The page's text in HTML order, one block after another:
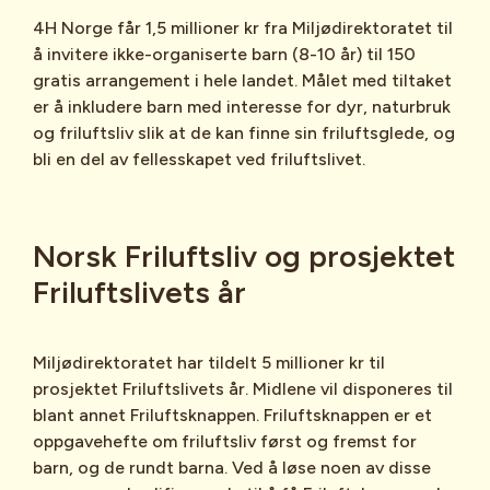
4H Norge får 1,5 millioner kr fra Miljødirektoratet til
å invitere ikke-organiserte barn (8-10 år) til 150
gratis arrangement i hele landet. Målet med tiltaket
er å inkludere barn med interesse for dyr, naturbruk
og friluftsliv slik at de kan finne sin friluftsglede, og
bli en del av fellesskapet ved friluftslivet.
Norsk Friluftsliv og prosjektet
Friluftslivets år
Miljødirektoratet har tildelt 5 millioner kr til
prosjektet Friluftslivets år. Midlene vil disponeres til
blant annet Friluftsknappen. Friluftsknappen er et
oppgavehefte om friluftsliv først og fremst for
barn, og de rundt barna. Ved å løse noen av disse